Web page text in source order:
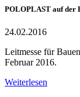
POLOPLAST auf der
24.02.2016
Leitmesse für
Februar 2016.
Weiterlesen